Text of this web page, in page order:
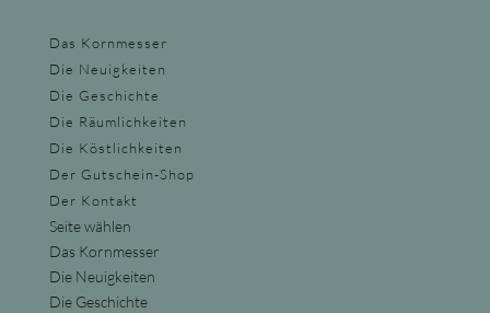
Das Kornmesser
Die Neuigkeiten
Die Geschichte
Die Räumlichkeiten
Die Köstlichkeiten
Der Gutschein-Shop
Der Kontakt
Seite wählen
Das Kornmesser
Die Neuigkeiten
Die Geschichte